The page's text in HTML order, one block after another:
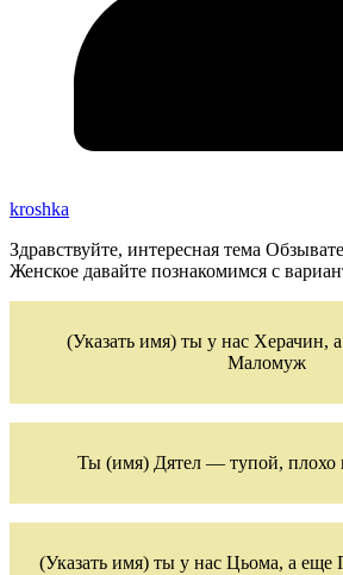
kroshka
Здравствуйте, интересная тема
Женское давайте познакомимся с
(Указать имя) ты у нас Херачин,
Маломуж
Ты (имя) Дятел — тупой,
(Указать имя) ты у нас Цьома, а